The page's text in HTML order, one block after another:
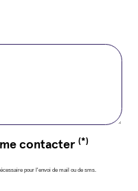
contacter(*)
pour l'envoi de mail ou de sms.